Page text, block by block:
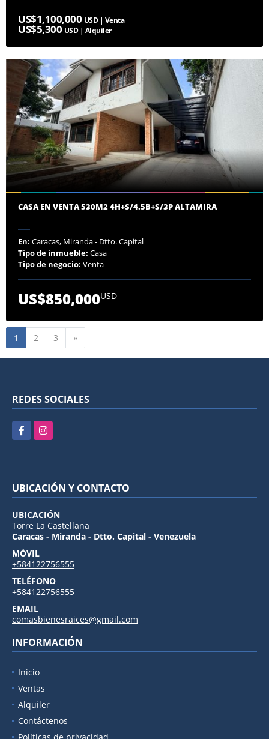
US$1,100,000 USD | Venta
US$5,300 USD | Alquiler
CASA EN VENTA 530M2 4H+S/4.5B+S/3P ALTAMIRA
En: Caracas, Miranda - Dtto. Capital
Tipo de inmueble: Casa
Tipo de negocio: Venta
US$850,000USD
1 2 3 »
REDES SOCIALES
FacebookInstagram
UBICACIÓN Y CONTACTO
UBICACIÓN
Torre La Castellana
Caracas - Miranda - Dtto. Capital - Venezuela
MÓVIL
+584122756555
TELÉFONO
+584122756555
EMAIL
comasbienesraices@gmail.com
INFORMACIÓN
Inicio
Ventas
Alquiler
Contáctenos